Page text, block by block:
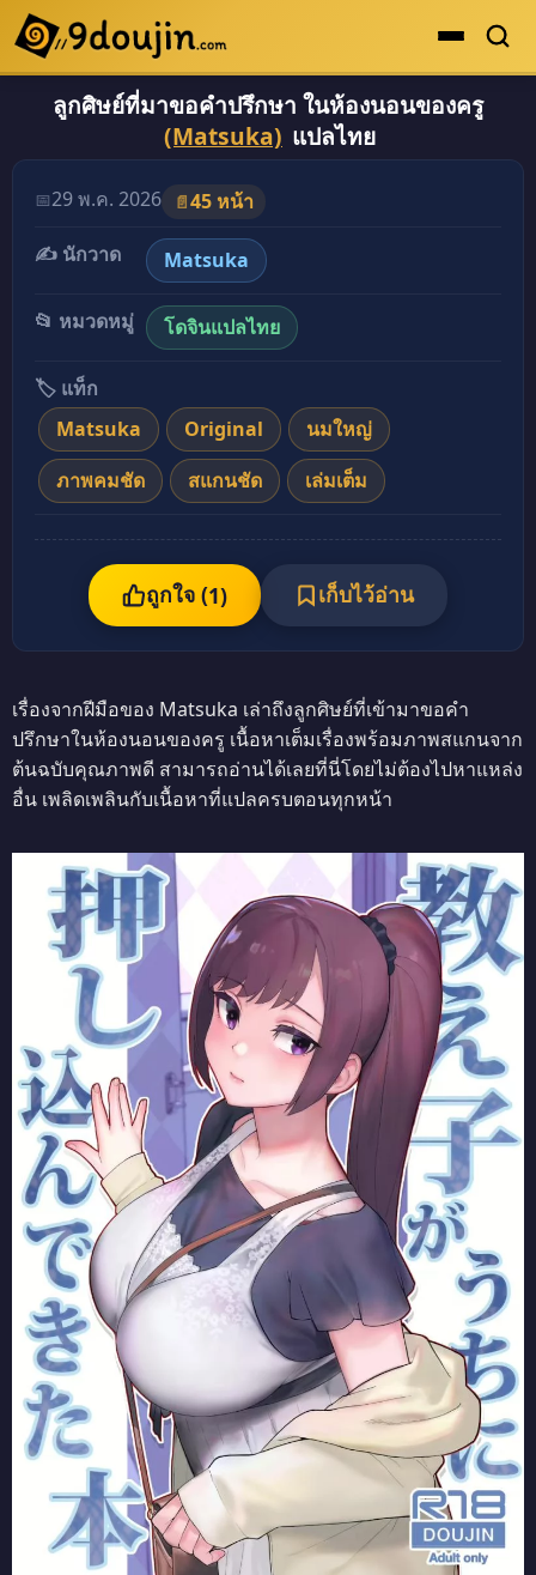
ดูเยอะสุด
คะแนนเยอะสุด
โดจินรูปสี
ระดับตำนาน
ยอดนิยม
เรื่องที่เก็บไว้
ลูกศิษย์ที่มาขอคำปรึกษา ในห้องนอนของครู
(Matsuka) แปลไทย
📅29 พ.ค. 2026 📄45 หน้า
✍️ นักวาด
Matsuka
📂 หมวดหมู่ โดจินแปลไทย
🏷️ แท็ก
Matsuka
Original
นมใหญ่
ภาพคมชัด
สแกนชัด เล่มเต็ม
ถูกใจ (1) เก็บไว้อ่าน
เรื่องจากฝีมือของ Matsuka เล่าถึงลูกศิษย์ที่เข้ามาขอคำ
ปรึกษาในห้องนอนของครู เนื้อหาเต็มเรื่องพร้อมภาพสแกนจาก
ต้นฉบับคุณภาพดี สามารถอ่านได้เลยที่นี่โดยไม่ต้องไปหาแหล่ง
อื่น เพลิดเพลินกับเนื้อหาที่แปลครบตอนทุกหน้า